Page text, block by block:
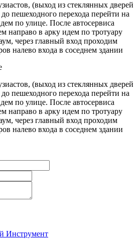
(выход из стеклянных дверей
пешеходного перехода перейти на
по улице. После автосервиса
направо в арку идем по тротуару
через главный вход проходим
налево входа в соседнем здании
(выход из стеклянных дверей
пешеходного перехода перейти на
по улице. После автосервиса
направо в арку идем по тротуару
через главный вход проходим
налево входа в соседнем здании
Инструмент